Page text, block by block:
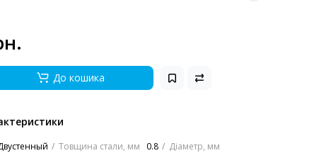
До кошика
Товщина стали, мм 0.8
Діаметр, мм